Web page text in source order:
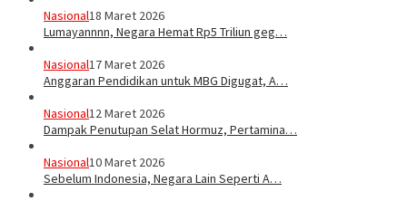
Nasional18 Maret 2026
Lumayannnn, Negara Hemat Rp5 Triliun geg…
Nasional17 Maret 2026
Anggaran Pendidikan untuk MBG Digugat, A…
Nasional12 Maret 2026
Dampak Penutupan Selat Hormuz, Pertamina…
Nasional10 Maret 2026
Sebelum Indonesia, Negara Lain Seperti A…